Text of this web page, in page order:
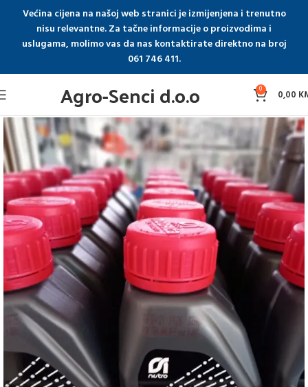
Većina cijena na našoj web stranici je izmijenjena i trenutno
nisu relevantne. Za tačne informacije o proizvodima i
uslugama, molimo vas da nas kontaktirate direktno na broj
061 746 411.
Agro-Senci d.o.o 0 0,00